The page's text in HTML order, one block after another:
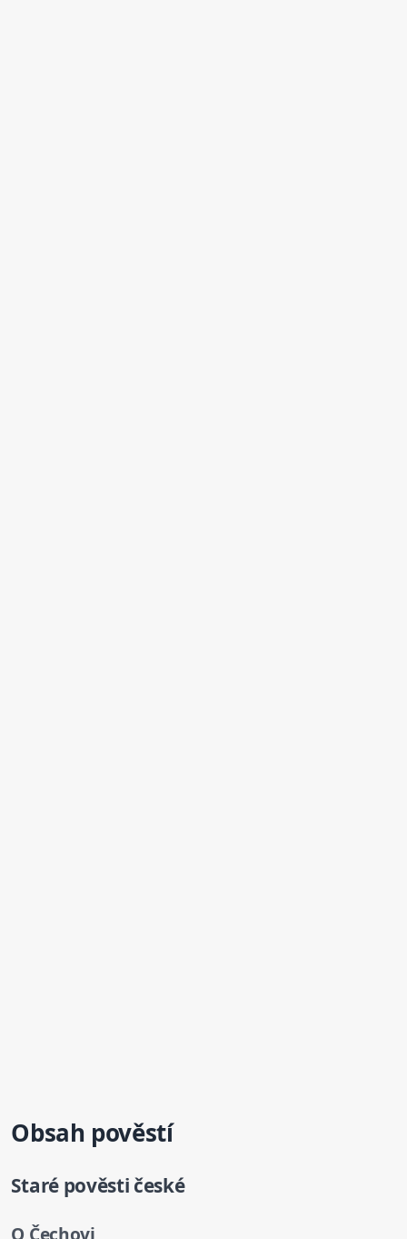
Obsah pověstí
Staré pověsti české